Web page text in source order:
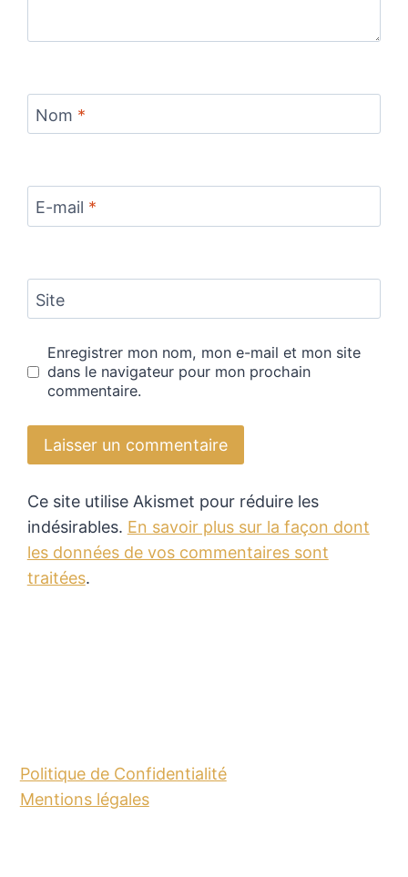
Nom *
E-mail *
Site
Enregistrer mon nom, mon e-mail et mon site
dans le navigateur pour mon prochain
commentaire.
Ce site utilise Akismet pour réduire les
indésirables. En savoir plus sur la façon dont
les données de vos commentaires sont
traitées.
Politique de Confidentialité
Mentions légales